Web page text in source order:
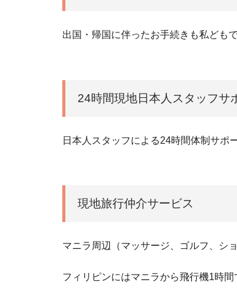
出国・帰国に伴ったお手続きも私ども
24時間現地日本人スタッフサ
日本人スタッフによる24時間体制サポ
現地旅行仲介サービス
マニラ周辺（マッサージ、ゴルフ、シ
フィリピンにはマニラから飛行機1時